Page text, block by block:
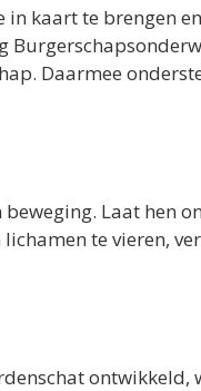
kaart te brengen en
Daarmee
Laat hen
te vieren,
ontwikkeld,